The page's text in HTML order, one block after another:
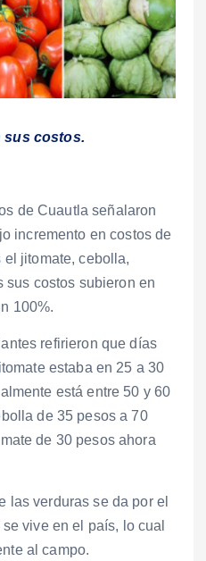
sus costos.
de Cuautla señalaron
incremento en costos de
jitomate, cebolla,
sus costos subieron en
100%.
refirieron que días
estaba en 25 a 30
está entre 50 y 60
de 35 pesos a 70
de 30 pesos ahora
las verduras se da por el
vive en el país, lo cual
al campo.